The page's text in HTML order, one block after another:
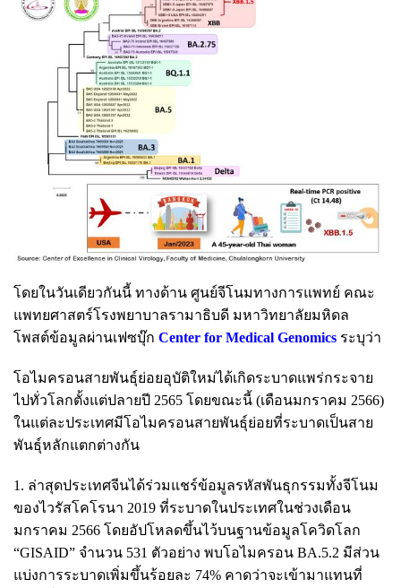
โดยในวันเดียวกันนี้ ทางด้าน ศูนย์จีโนมทางการแพทย์ คณะ
แพทยศาสตร์โรงพยาบาลรามาธิบดี มหาวิทยาลัยมหิดล
โพสต์ข้อมูลผ่านเฟซบุ๊ก Center for Medical Genomics ระบุว่า
โอไมครอนสายพันธุ์ย่อยอุบัติใหม่ได้เกิดระบาดแพร่กระจาย
ไปทั่วโลกตั้งแต่ปลายปี 2565 โดยขณะนี้ (เดือนมกราคม 2566)
ในแต่ละประเทศมีโอไมครอนสายพันธุ์ย่อยที่ระบาดเป็นสาย
พันธุ์หลักแตกต่างกัน
1. ล่าสุดประเทศจีนได้ร่วมแชร์ข้อมูลรหัสพันธุกรรมทั้งจีโนม
ของไวรัสโคโรนา 2019 ที่ระบาดในประเทศในช่วงเดือน
มกราคม 2566 โดยอัปโหลดขึ้นไว้บนฐานข้อมูลโควิดโลก
“GISAID” จำนวน 531 ตัวอย่าง พบโอไมครอน BA.5.2 มีส่วน
แบ่งการระบาดเพิ่มขึ้นร้อยละ 74% คาดว่าจะเข้ามาแทนที่